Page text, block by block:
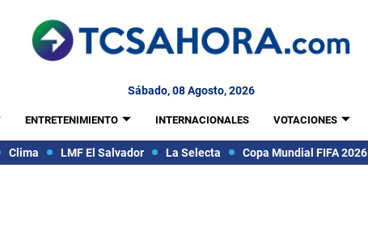
Sábado, 08 Agosto, 2026
ENTRETENIMIENTO INTERNACIONALES VOTACIONES
Clima LMF El Salvador La Selecta Copa Mundial FIFA 2026